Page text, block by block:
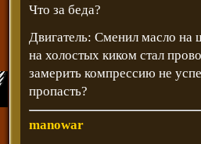
Что за беда?
Двигатель: Сменил масло на
на холостых киком стал
замерить компрессию не
пропасть?
manowar